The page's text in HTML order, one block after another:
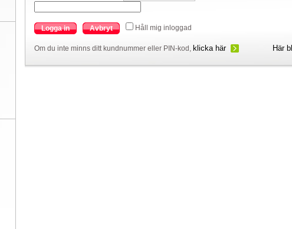
Logga in Avbryt Håll mig inloggad
Om du inte minns ditt kundnummer eller PIN-kod, klicka här Här